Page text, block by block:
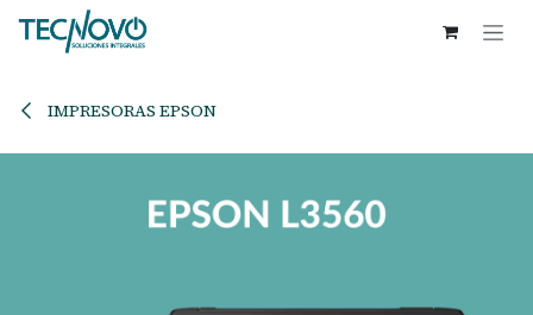
Ir al contenido
IMPRESORAS EPSON